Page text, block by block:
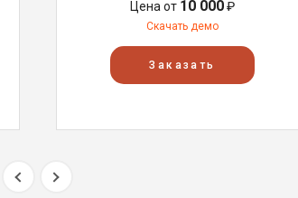
Цена от 10 000₽
Скачать демо
Заказать